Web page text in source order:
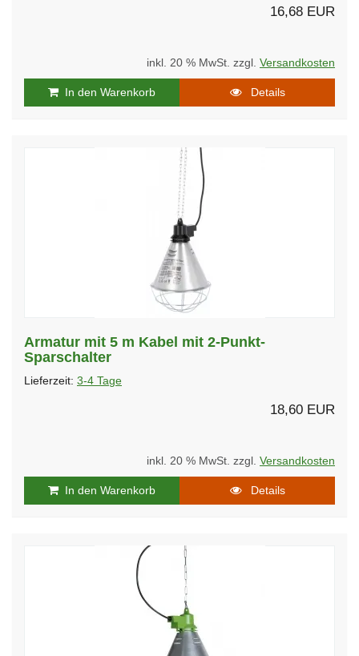
16,68 EUR
inkl. 20 % MwSt. zzgl. Versandkosten
In den Warenkorb Details
Armatur mit 5 m Kabel mit 2-Punkt-
Sparschalter
Lieferzeit: 3-4 Tage
18,60 EUR
inkl. 20 % MwSt. zzgl. Versandkosten
In den Warenkorb Details